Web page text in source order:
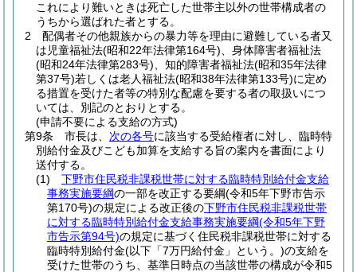
これにより難いときは死亡した世帯主以外の世帯構成者の
うちから選ばれた者とする。
2
配偶者その他親族からの暴力等を理由に避難している者又
は児童福祉法(昭和22年法律第164号) 、身体障害者福祉法
(昭和24年法律第283号) 、知的障害者福祉法(昭和35年法律
第37号)若しくは老人福祉法(昭和38年法律第133号)に定め
る措置を受けた者等の特別な配慮を要する者の取扱いにつ
いては、別記のとおりとする。
(申請不要による支給の方式)
第9条
市長は、 次の各号に該当する受給権者に対し、臨時特
別給付金及びこども加算を支給する旨の案内を書面により
送付する。
(1)
下野市住民税非課税世帯に対する臨時特別給付金支給
事務実施要綱の一部を改正する要綱(令和5年下野市告示
第170号)の規定による改正後の下野市住民税非課税世帯
に対する臨時特別給付金支給事務実施要綱(令和5年下野
市告示第94号)の規定に基づく住民税非課税世帯に対する
臨時特別給付金(以下「7万円給付金」という。)の支給を
受けた世帯のうち、基準日時点の当該世帯の構成が令和5